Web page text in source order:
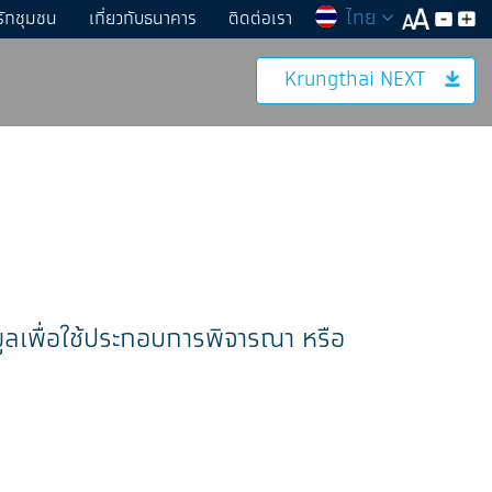
กชุมชน เกี่ยวกับธนาคาร ติดต่อเรา ไทย
Krungthai NEXT
พื่อใช้ประกอบการพิจารณา หรือ